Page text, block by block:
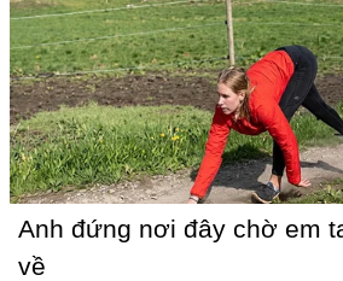
Anh đứng nơi đâу chờ em
về